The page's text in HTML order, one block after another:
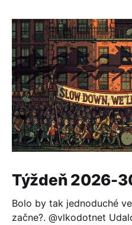
Týždeň 2026-
Bolo by tak jednoduché
začne?. @vlkodotnet Udalosť týždňa: Všade samé